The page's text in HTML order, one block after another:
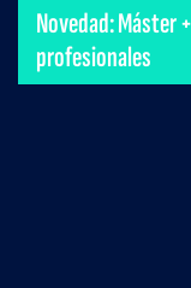
Novedad: Máster
profesionales